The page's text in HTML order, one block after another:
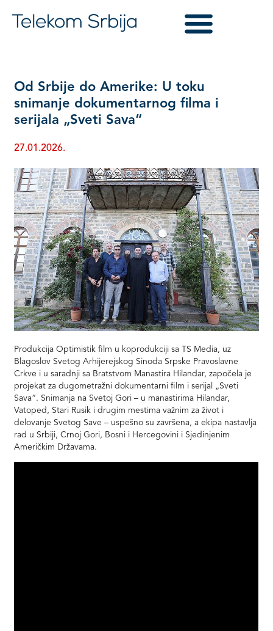
Od Srbije do Amerike: U toku
snimanje dokumentarnog filma i
serijala „Sveti Sava“
27.01.2026.
Produkcija Optimistik film u koprodukciji sa TS Media, uz
Blagoslov Svetog Arhijerejskog Sinoda Srpske Pravoslavne
Crkve i u saradnji sa Bratstvom Manastira Hilandar, započela je
projekat za dugometražni dokumentarni film i serijal „Sveti
Sava“. Snimanja na Svetoj Gori – u manastirima Hilandar,
Vatoped, Stari Rusik i drugim mestima važnim za život i
delovanje Svetog Save – uspešno su završena, a ekipa nastavlja
rad u Srbiji, Crnoj Gori, Bosni i Hercegovini i Sjedinjenim
Američkim Državama.